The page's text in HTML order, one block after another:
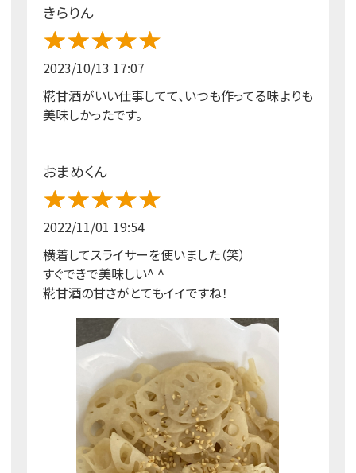
きらりん
2023/10/13 17:07
糀甘酒がいい仕事してて、いつも作ってる味よりも
美味しかったです。
おまめくん
2022/11/01 19:54
横着してスライサーを使いました（笑）
すぐできで美味しい^ ^
糀甘酒の甘さがとてもイイですね！